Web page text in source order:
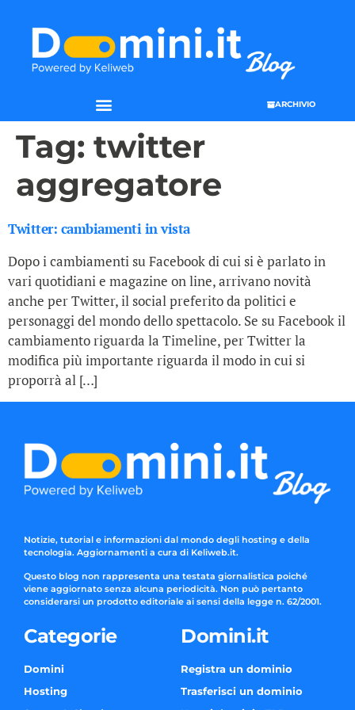
ARCHIVIO
Tag: twitter
aggregatore
Twitter: cambiamenti in vista
Dopo i cambiamenti su Facebook di cui si è parlato in
vari quotidiani e magazine on line, arrivano novità
anche per Twitter, il social preferito da politici e
personaggi del mondo dello spettacolo. Se su Facebook il
cambiamento riguarda la Timeline, per Twitter la
modifica più importante riguarda il modo in cui si
proporrà al […]
Notizie, tutorial e informazioni dal mondo degli hosting e della
tecnologia. Aggiornamenti a cura di Keliweb.it.
Questo blog non rappresenta una testata giornalistica poiché
viene aggiornato senza alcuna periodicità. Non può pertanto
considerarsi un prodotto editoriale ai sensi della legge n. 62/2001.
Categorie
Domini
Hosting
Domini.it
Registra un dominio
Trasferisci un dominio